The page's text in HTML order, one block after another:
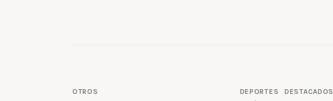
OTROS DEPORTES DESTACADOS